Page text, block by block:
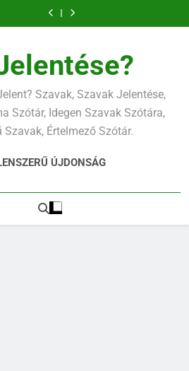
Szavak, Szavak Jelentése,
Szótár, Idegen Szavak Szótára,
Szavak, Értelmező Szótár.
ÚJDONSÁG